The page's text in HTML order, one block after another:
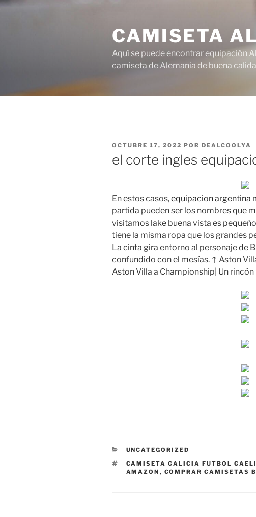
Saltar
CAMISETA
Aquí se puede encontrar equipación
camiseta de Alemania de buena
PUBLICADO
OCTUBRE 17, 2022 POR DEALCOOLYA
el corte ingles
En estos casos,equipacion argentina
partida pueden ser los nombres que
visitamos lake buena vista es
tiene la misma ropa que los grandes
La cinta gira entorno al personaje de
confundido con el mesías. ↑ Aston
Aston Villa a Championship| Un
CATEGORÍAS
UNCATEGORIZED
ETIQUETAS
CAMISETA GALICIA FUTBOL
AMAZON , COMPRAR CAMISETAS